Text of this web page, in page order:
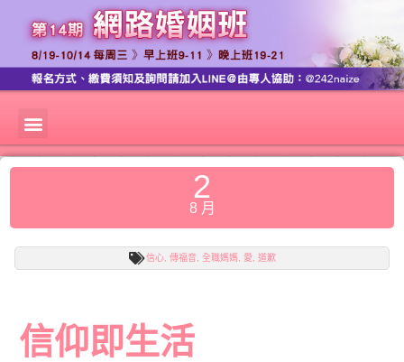
2
8 月
信心, 傳福音, 全職媽媽, 愛 道歉
信仰即生活